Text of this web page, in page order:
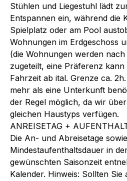
Stühlen und Liegestuhl lädt
Entspannen ein, während die
Spielplatz oder am Pool
Wohnungen im Erdgeschoss
(die Wohnungen werden
zugeteilt, eine Präferenz
Fahrzeit ab ital. Grenze ca.
mehr als eine Unterkunft
der Regel möglich, da wir
gleichen Haustyps verfügen.
ANREISETAG +
Die An- und Abreisetage
Mindestaufenthaltsdauer in
gewünschten Saisonzeit
Kalender. Hinweis: Sollten Sie